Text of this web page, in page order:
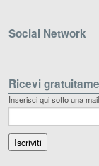
Social Network
Ricevi
Inserisci qui sotto una